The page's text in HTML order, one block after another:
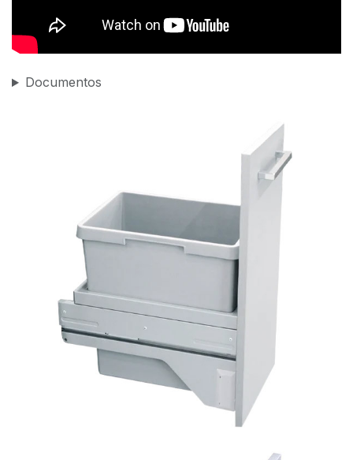
Documentos